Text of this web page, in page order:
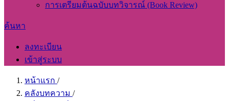
การเตรียมต้นฉบับบทวิจารณ์ (Book Review)
ค้นหา
ลงทะเบียน
เข้าสู่ระบบ
หน้าแรก /
คลังบทความ /